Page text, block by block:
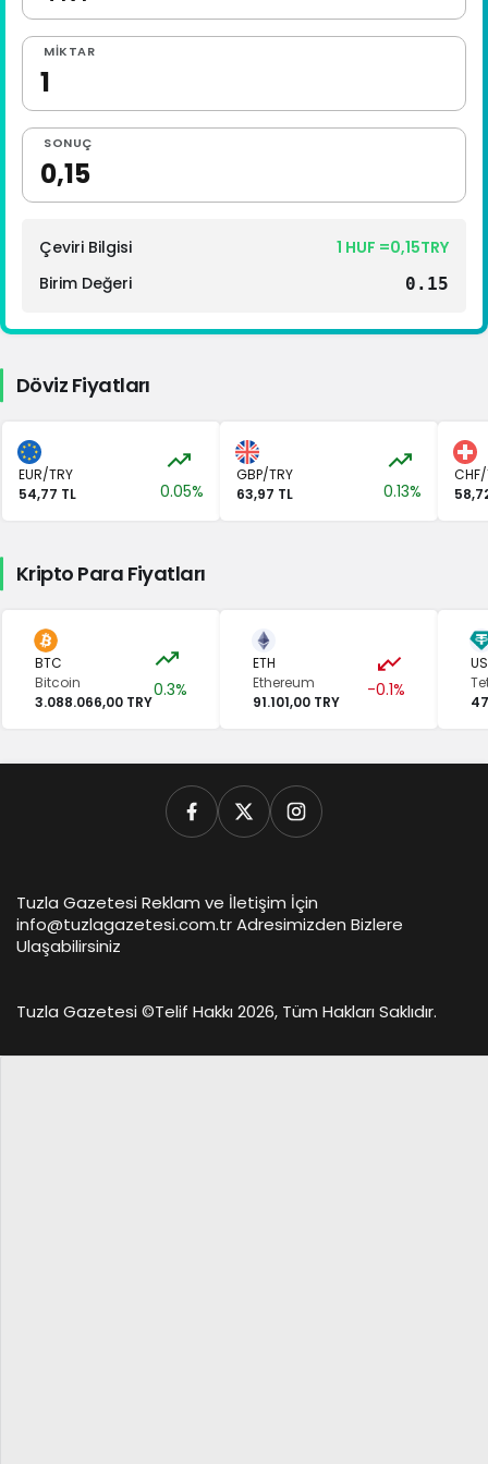
1 Euro Kaç TL ?
1 Euro Kaç TL ?
1 CHF Kaç TL ?
1 RUB Kaç TL ?
1 CNY Kaç TL ?
MIKTAR
SONUÇ
Çeviri Bilgisi
1 HUF =0,15TRY
Birim Değeri
0.15
Döviz Fiyatları
EUR/TRY
54,77 TL
0.05%
GBP/TRY
63,97 TL
0.13%
CHF/
Kripto Para Fiyatları
BTC
Bitcoin
3.088.066,00 TRY
0.3%
ETH
Ethereum
91.101,00 TRY
-0.1%
Tuzla Gazetesi Reklam ve İletişim İçin
info@tuzlagazetesi.com.tr Adresimizden Bizlere
Ulaşabilirsiniz
Tuzla Gazetesi ©Telif Hakkı 2026, Tüm Hakları Saklıdır.